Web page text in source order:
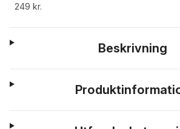
249 kr.
Beskrivning